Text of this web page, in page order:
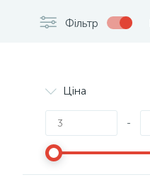
Фільтр
Ціна
-